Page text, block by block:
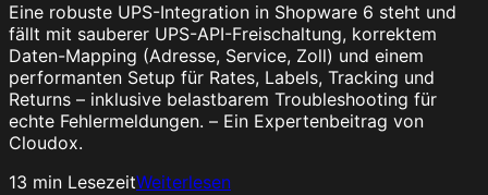
Eine robuste UPS-Integration in Shopware 6 steht und
fällt mit sauberer UPS-API-Freischaltung, korrektem
Daten-Mapping (Adresse, Service, Zoll) und einem
performanten Setup für Rates, Labels, Tracking und
Returns – inklusive belastbarem Troubleshooting für
echte Fehlermeldungen. – Ein Expertenbeitrag von
Cloudox.
13 min LesezeitWeiterlesen